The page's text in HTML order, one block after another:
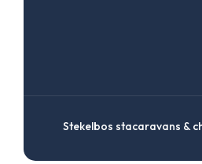
Stekelbos stacaravans &